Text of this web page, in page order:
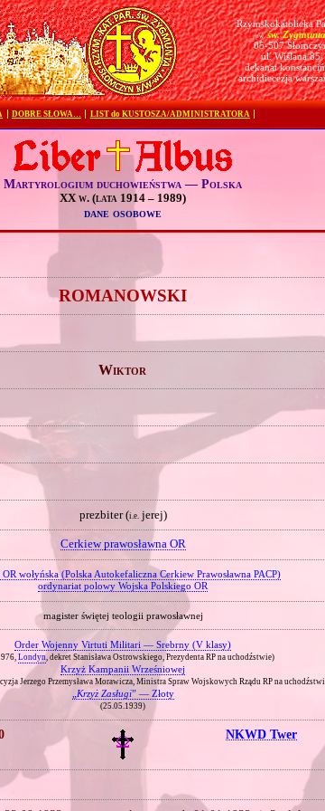
Rzymskokatolicka
pw.św.
05-507
ul. Wiślana 85
dekanat
archidiecezja
DOBRE SŁOWA… LIST do KUSTOSZA/ADMINISTRATORA
Martyrologium duchowieństwa — Polska
XX w. (lata 1914 – 1989)
dane osobowe
ROMANOWSKI
Wiktor
prezbiter (i.e. jerej)
Cerkiew prawosławna OR
OR wołyńska (Polska Autokefaliczna Cerkiew Prawosławna PACP)
ordynariat polowy Wojska Polskiego OR
magister świętej teologii prawosławnej
Order Wojenny Virtuti Militari — Srebrny (V klasy)
Londyn , dekret Stanisława Ostrowskiego, Prezydenta RP na uchodźstwie)
Krzyż Kampanii Wrześniowej
Jerzego Przemysława Morawicza, Ministra Spraw Wojskowych Rządu RP na
Krzyż Zasługi” — Złoty
(25.05.1939)
NKWD Twer